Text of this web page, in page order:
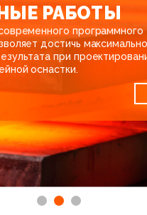
1 2 3
РАБОТЫ
программного
достичь максимально
при
оснастки.